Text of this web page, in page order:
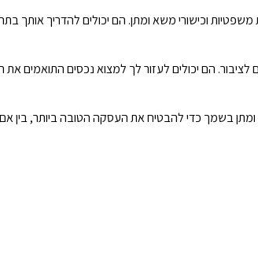
וכישורי משא ומתן. הם יכולים להדריך אותך
לציבור. הם יכולים לעזור לך למצוא נכסים התואמים
בשמך כדי להבטיח את העסקה הטובה ביותר, בין